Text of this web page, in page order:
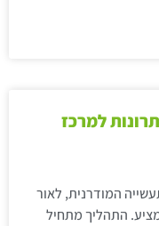
למרכז
המודרנית, לאור
מציע. התהליך מתחיל